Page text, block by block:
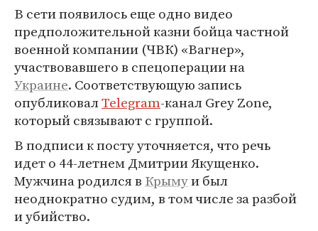
В сети появилось еще одно видео
предположительной казни бойца частной
военной компании (ЧВК) «Вагнер»,
участвовавшего в спецоперации на
Украине. Соответствующую запись
опубликовалTelegram-канал Grey Zone,
который связывают с группой.
В подписи к посту уточняется, что речь
идет о 44-летнем Дмитрии Якущенко.
Мужчина родился в Крымуи был
неоднократно судим, в том числе за разбой
и убийство.